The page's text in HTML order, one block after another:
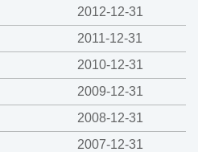
2012-12-31
2011-12-31
2010-12-31
2009-12-31
2008-12-31
2007-12-31